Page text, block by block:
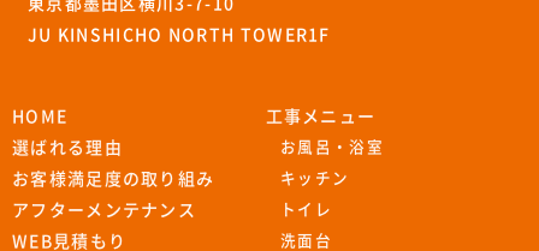
JU KINSHICHO NORTH TOWER1F
HOME
選ばれる理由
お客様満足度の取り組み
アフターメンテナンス
WEB見積もり
工事メニュー
お風呂・浴室
キッチン
トイレ
洗面台